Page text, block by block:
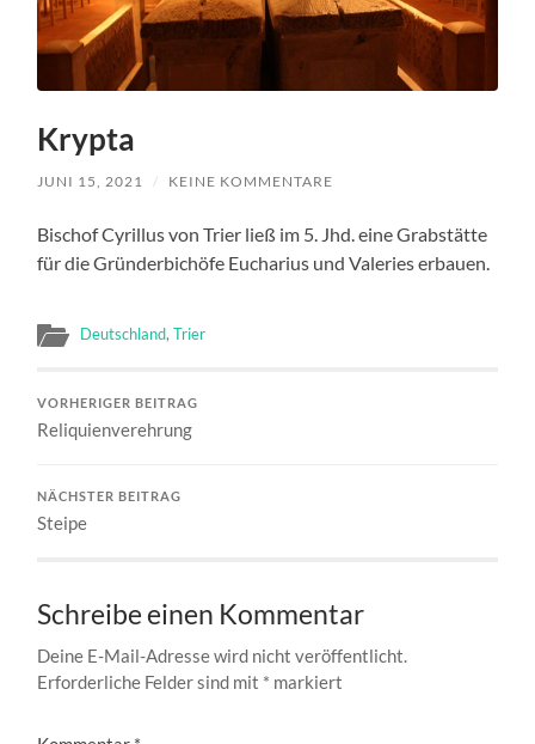
Krypta
JUNI 15, 2021 / KEINE KOMMENTARE
Bischof Cyrillus von Trier ließ im 5. Jhd. eine Grabstätte
für die Gründerbichöfe Eucharius und Valeries erbauen.
Deutschland,Trier
VORHERIGER BEITRAG
Reliquienverehrung
NÄCHSTER BEITRAG
Steipe
Schreibe einen Kommentar
Deine E-Mail-Adresse wird nicht veröffentlicht.
Erforderliche Felder sind mit * markiert